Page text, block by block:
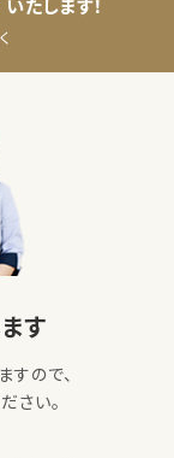
いたします！
す
すので、
さい。